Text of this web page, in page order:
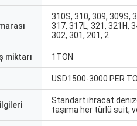
310S, 310, 309, 309S,
317, 317L, 321, 321H,
302, 301, 201, 2
miktarı 1TON
USD1500-3000 PER
Standart ihracat
taşıma her türlü suit,